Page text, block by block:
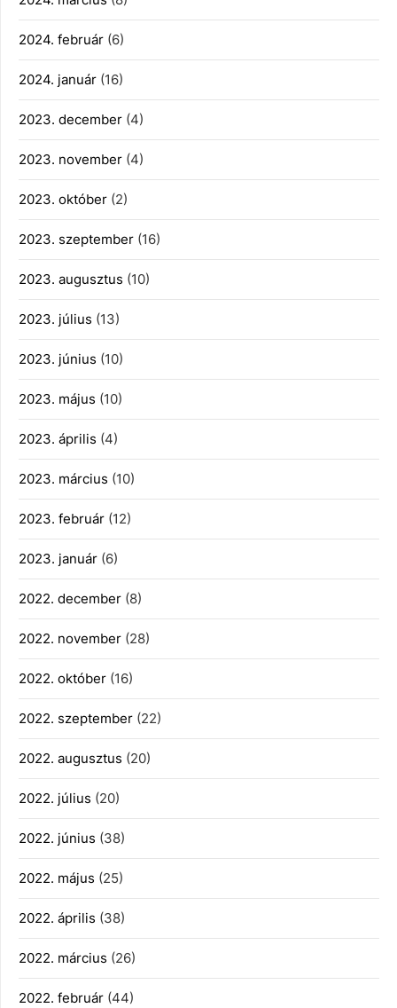
2024. február (6)
2024. január (16)
2023. december (4)
2023. november (4)
2023. október (2)
2023. szeptember (16)
2023. augusztus (10)
2023. július (13)
2023. június (10)
2023. május (10)
2023. április (4)
2023. március (10)
2023. február (12)
2023. január (6)
2022. december (8)
2022. november (28)
2022. október (16)
2022. szeptember (22)
2022. augusztus (20)
2022. július (20)
2022. június (38)
2022. május (25)
2022. április (38)
2022. március (26)
2022. február (44)